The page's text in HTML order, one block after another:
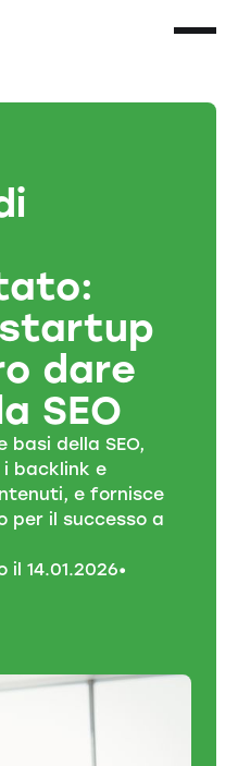
dare
SEO
basi della SEO,
i backlink e
e fornisce
per il successo a
il 14.01.2026•